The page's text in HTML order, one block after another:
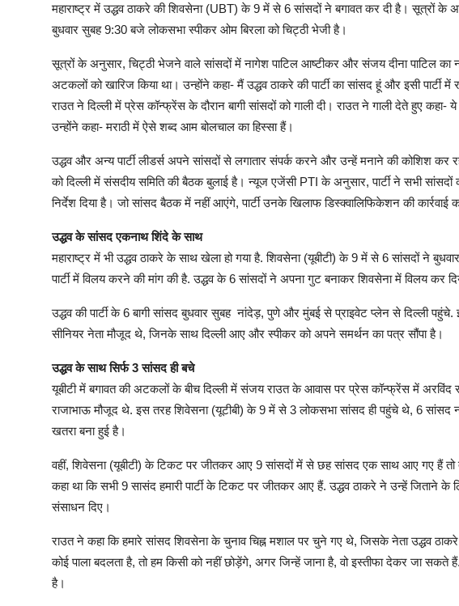
महाराष्ट्र में उद्धव ठाकरे की शिवसेना (UBT) के 9 में से 6 सांसदों ने बगावत कर दी है। सूत्रों के
बुधवार सुबह 9:30 बजे लोकसभा स्पीकर ओम बिरला को चिट्ठी भेजी है।
सूत्रों के अनुसार, चिट्ठी भेजने वाले सांसदों में नागेश पाटिल आष्टीकर और संजय दीना पाटिल का
अटकलों को खारिज किया था। उन्होंने कहा- मैं उद्धव ठाकरे की पार्टी का सांसद हूं और इसी
राउत ने दिल्ली में प्रेस कॉन्फ्रेंस के दौरान बागी सांसदों को गाली दी। राउत ने गाली देते हुए
उन्होंने कहा- मराठी में ऐसे शब्द आम बोलचाल का हिस्सा हैं।
उद्धव और अन्य पार्टी लीडर्स अपने सांसदों से लगातार संपर्क करने और उन्हें मनाने की कोशिश कर
को दिल्ली में संसदीय समिति की बैठक बुलाई है। न्यूज एजेंसी PTI के अनुसार, पार्टी ने सभी सांसदों
निर्देश दिया है। जो सांसद बैठक में नहीं आएंगे, पार्टी उनके खिलाफ डिस्क्वालिफिकेशन की कार्रवाई
उद्धव के सांसद एकनाथ शिंदे के साथ
महाराष्ट्र में भी उद्धव ठाकरे के साथ खेला हो गया है. शिवसेना (यूबीटी) के 9 में से 6 सांसदों ने
पार्टी में विलय करने की मांग की है. उद्धव के 6 सांसदों ने अपना गुट बनाकर शिवसेना में विलय कर
उद्धव की पार्टी के 6 बागी सांसद बुधवार सुबह नांदेड़, पुणे और मुंबई से प्राइवेट प्लेन से दिल्ली
सीनियर नेता मौजूद थे, जिनके साथ दिल्ली आए और स्पीकर को अपने समर्थन का पत्र सौंपा है।
उद्धव के साथ सिर्फ 3 सांसद ही बचे
यूबीटी में बगावत की अटकलों के बीच दिल्ली में संजय राउत के आवास पर प्रेस कॉन्फ्रेंस में
राजाभाऊ मौजूद थे. इस तरह शिवेसना (यूटीबी) के 9 में से 3 लोकसभा सांसद ही पहुंचे थे, 6 सांसद
खतरा बना हुई है।
वहीं, शिवेसना (यूबीटी) के टिकट पर जीतकर आए 9 सांसदों में से छह सांसद एक साथ आए गए हैं
कहा था कि सभी 9 सासंद हमारी पार्टी के टिकट पर जीतकर आए हैं. उद्धव ठाकरे ने उन्हें जिताने के
संसाधन दिए।
राउत ने कहा कि हमारे सांसद शिवसेना के चुनाव चिह्न मशाल पर चुने गए थे, जिसके नेता उद्धव
कोई पाला बदलता है, तो हम किसी को नहीं छोड़ेंगे, अगर जिन्हें जाना है, वो इस्तीफा देकर जा सकते
है।